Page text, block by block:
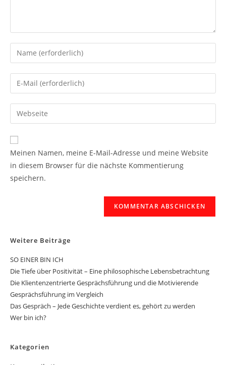
Meinen Namen, meine E-Mail-Adresse und meine Website
in diesem Browser für die nächste Kommentierung
speichern.
Weitere Beiträge
SO EINER BIN ICH
Die Tiefe über Positivität – Eine philosophische Lebensbetrachtung
Die Klientenzentrierte Gesprächsführung und die Motivierende
Gesprächsführung im Vergleich
Das Gespräch – Jede Geschichte verdient es, gehört zu werden
Wer bin ich?
Kategorien